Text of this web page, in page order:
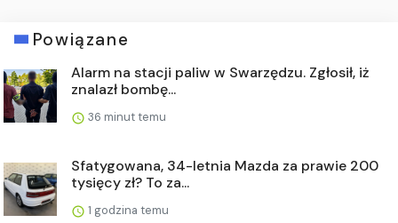
Powiązane
Alarm na stacji paliw w Swarzędzu. Zgłosił, iż
znalazł bombę...
36 minut temu
Sfatygowana, 34-letnia Mazda za prawie 200
tysięcy zł? To za...
1 godzina temu